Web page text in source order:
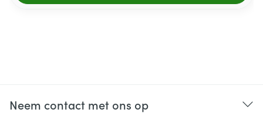
Neem contact met ons op